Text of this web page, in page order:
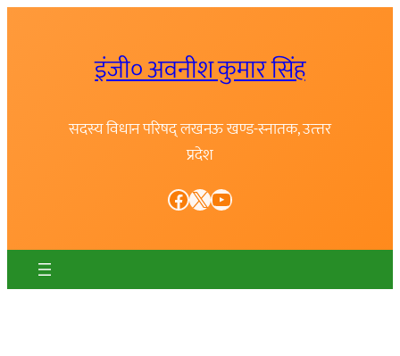
इंजी० अवनीश कुमार सिंह
सदस्य विधान परिषद् लखनऊ खण्ड-स्नातक, उत्त्तर
प्रदेश
Facebook X YouTube